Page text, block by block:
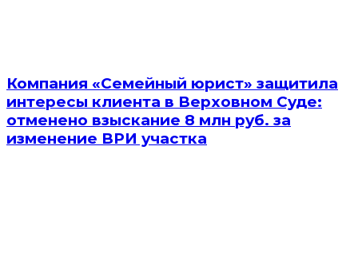
Компания «Семейный юрист» защитила
интересы клиента в Верховном Суде:
отменено взыскание 8 млн руб. за
изменение ВРИ участка